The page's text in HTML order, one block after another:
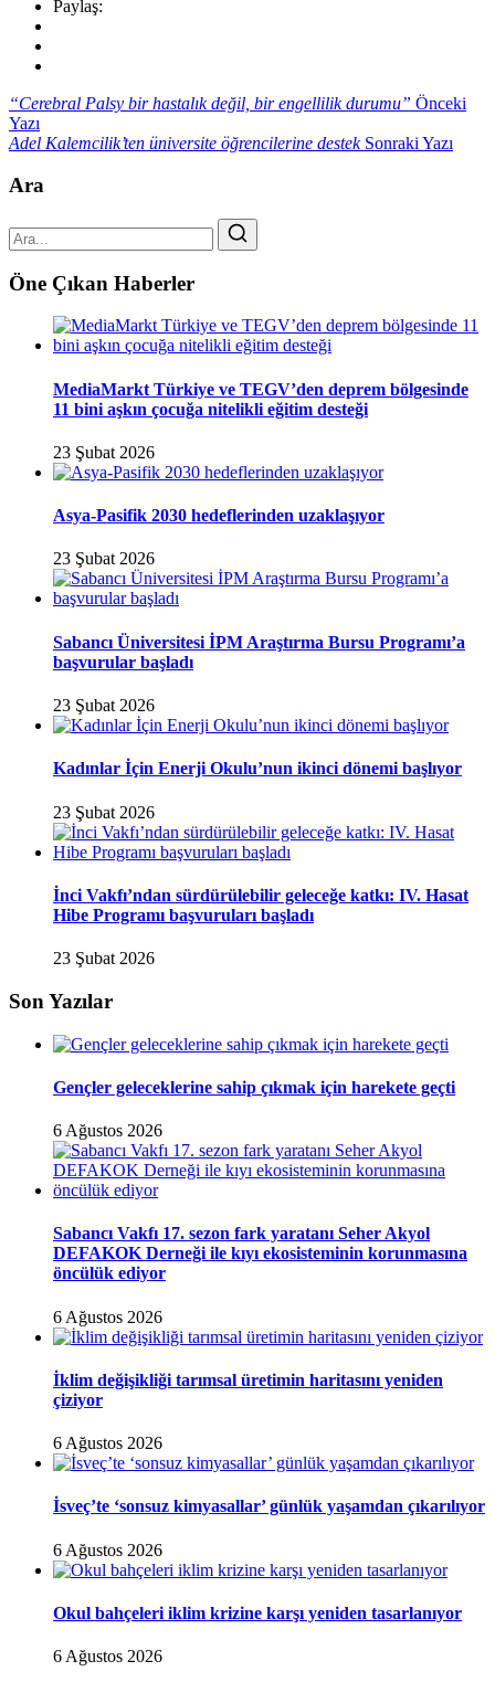
Paylaş:
“Cerebral Palsy bir hastalık değil, bir engellilik durumu” Önceki
Yazı
Adel Kalemcilik’ten üniversite öğrencilerine destekSonraki Yazı
Ara
Öne Çıkan Haberler
MediaMarkt Türkiye ve TEGV’den deprem bölgesinde
11 bini aşkın çocuğa nitelikli eğitim desteği
23 Şubat 2026
Asya-Pasifik 2030 hedeflerinden uzaklaşıyor
23 Şubat 2026
Sabancı Üniversitesi İPM Araştırma Bursu Programı’a
başvurular başladı
23 Şubat 2026
Kadınlar İçin Enerji Okulu’nun ikinci dönemi başlıyor
23 Şubat 2026
İnci Vakfı’ndan sürdürülebilir geleceğe katkı: IV. Hasat
Hibe Programı başvuruları başladı
23 Şubat 2026
Son Yazılar
Gençler geleceklerine sahip çıkmak için harekete geçti
6 Ağustos 2026
Sabancı Vakfı 17. sezon fark yaratanı Seher Akyol
DEFAKOK Derneği ile kıyı ekosisteminin korunmasına
öncülük ediyor
6 Ağustos 2026
İklim değişikliği tarımsal üretimin haritasını yeniden
çiziyor
6 Ağustos 2026
İsveç’te ‘sonsuz kimyasallar’ günlük yaşamdan çıkarılıyor
6 Ağustos 2026
Okul bahçeleri iklim krizine karşı yeniden tasarlanıyor
6 Ağustos 2026